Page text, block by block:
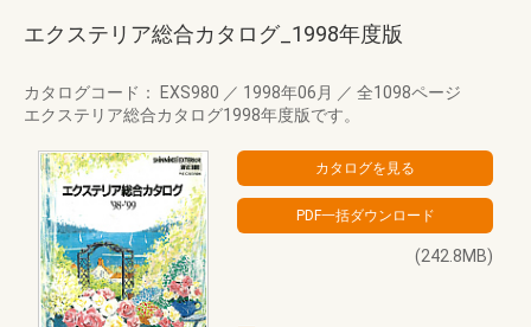
エクステリア総合カタログ_1998年度版
カタログコード： EXS980 ／ 1998年06月 ／ 全1098ページ
エクステリア総合カタログ1998年度版です。
(242.8MB)